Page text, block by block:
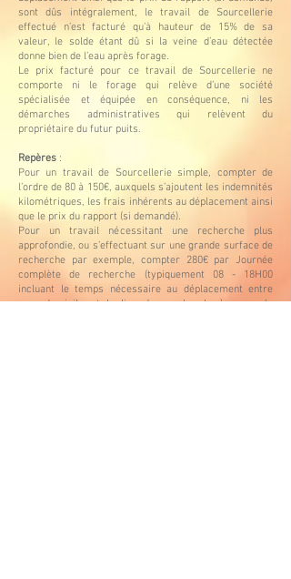
sont dûs intégralement, le travail de Sourcellerie
effectué n’est facturé qu’à hauteur de 15% de sa
valeur, le solde étant dû si la veine d’eau détectée
donne bien de l’eau après forage.
Le prix facturé pour ce travail de Sourcellerie ne
comporte ni le forage qui relève d’une société
spécialisée et équipée en conséquence, ni les
démarches administratives qui relèvent du
propriétaire du futur puits.
Repères :
Pour un travail de Sourcellerie simple, compter de
l’ordre de 80 à 150€, auxquels s’ajoutent les indemnités
kilométriques, les frais inhérents au déplacement ainsi
que le prix du rapport (si demandé).
Pour un travail nécessitant une recherche plus
approfondie, ou s’effectuant sur une grande surface de
recherche par exemple, compter 280€ par Journée
complète de recherche (typiquement 08 - 18H00
incluant le temps nécessaire au déplacement entre
mon domicile et le lieu des recherches), auxquels